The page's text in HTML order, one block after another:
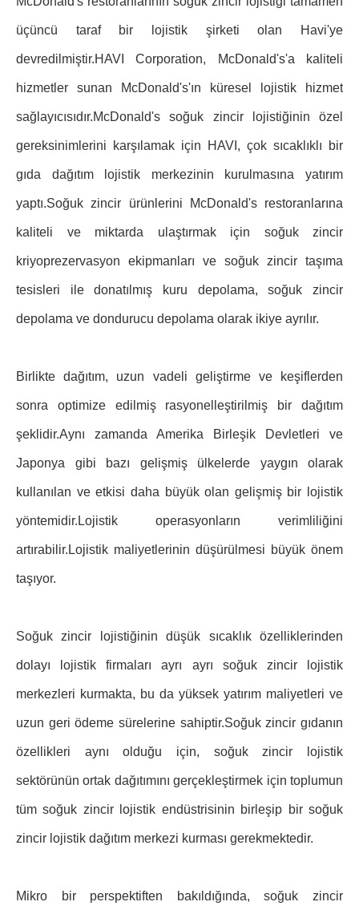
üçüncü taraf bir lojistik şirketi olan Havi'ye
devredilmiştir.HAVI Corporation, McDonald's'a kaliteli
hizmetler sunan McDonald's'ın küresel lojistik hizmet
sağlayıcısıdır.McDonald's soğuk zincir lojistiğinin özel
gereksinimlerini karşılamak için HAVI, çok sıcaklıklı bir
gıda dağıtım lojistik merkezinin kurulmasına yatırım
yaptı.Soğuk zincir ürünlerini McDonald's restoranlarına
kaliteli ve miktarda ulaştırmak için soğuk zincir
kriyoprezervasyon ekipmanları ve soğuk zincir taşıma
tesisleri ile donatılmış kuru depolama, soğuk zincir
depolama ve dondurucu depolama olarak ikiye ayrılır.
Birlikte dağıtım, uzun vadeli geliştirme ve keşiflerden
sonra optimize edilmiş rasyonelleştirilmiş bir dağıtım
şeklidir.Aynı zamanda Amerika Birleşik Devletleri ve
Japonya gibi bazı gelişmiş ülkelerde yaygın olarak
kullanılan ve etkisi daha büyük olan gelişmiş bir lojistik
yöntemidir.Lojistik operasyonların verimliliğini
artırabilir.Lojistik maliyetlerinin düşürülmesi büyük önem
taşıyor.
Soğuk zincir lojistiğinin düşük sıcaklık özelliklerinden
dolayı lojistik firmaları ayrı ayrı soğuk zincir lojistik
merkezleri kurmakta, bu da yüksek yatırım maliyetleri ve
uzun geri ödeme sürelerine sahiptir.Soğuk zincir gıdanın
özellikleri aynı olduğu için, soğuk zincir lojistik
sektörünün ortak dağıtımını gerçekleştirmek için toplumun
tüm soğuk zincir lojistik endüstrisinin birleşip bir soğuk
zincir lojistik dağıtım merkezi kurması gerekmektedir.
Mikro bir perspektiften bakıldığında, soğuk zincir